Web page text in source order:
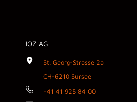
IOZ AG
St. Georg-Strasse 2a
CH-6210 Sursee
+41 41 925 84 00